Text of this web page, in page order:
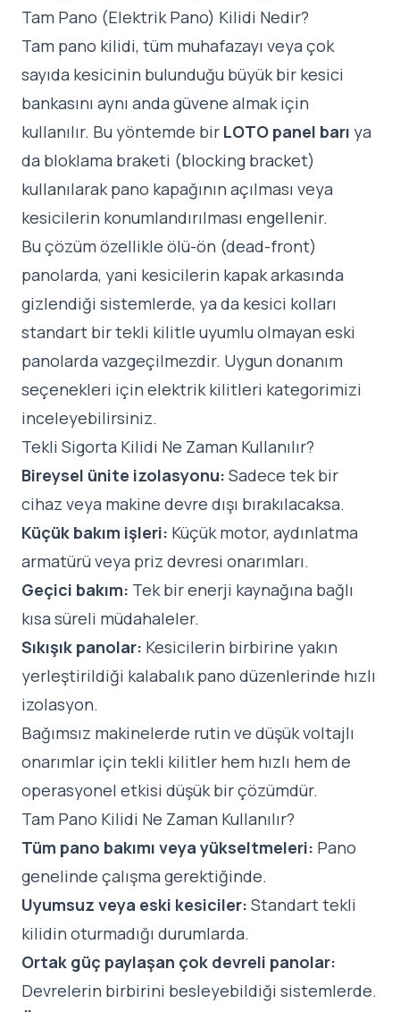
Tam Pano (Elektrik Pano) Kilidi Nedir?
Tam pano kilidi, tüm muhafazayı veya çok
sayıda kesicinin bulunduğu büyük bir kesici
bankasını aynı anda güvene almak için
kullanılır. Bu yöntemde bir LOTO panel barı ya
da bloklama braketi (blocking bracket)
kullanılarak pano kapağının açılması veya
kesicilerin konumlandırılması engellenir.
Bu çözüm özellikle ölü-ön (dead-front)
panolarda, yani kesicilerin kapak arkasında
gizlendiği sistemlerde, ya da kesici kolları
standart bir tekli kilitle uyumlu olmayan eski
panolarda vazgeçilmezdir. Uygun donanım
seçenekleri için elektrik kilitleri kategorimizi
inceleyebilirsiniz.
Tekli Sigorta Kilidi Ne Zaman Kullanılır?
Bireysel ünite izolasyonu: Sadece tek bir
cihaz veya makine devre dışı bırakılacaksa.
Küçük bakım işleri: Küçük motor, aydınlatma
armatürü veya priz devresi onarımları.
Geçici bakım: Tek bir enerji kaynağına bağlı
kısa süreli müdahaleler.
Sıkışık panolar: Kesicilerin birbirine yakın
yerleştirildiği kalabalık pano düzenlerinde hızlı
izolasyon.
Bağımsız makinelerde rutin ve düşük voltajlı
onarımlar için tekli kilitler hem hızlı hem de
operasyonel etkisi düşük bir çözümdür.
Tam Pano Kilidi Ne Zaman Kullanılır?
Tüm pano bakımı veya yükseltmeleri: Pano
genelinde çalışma gerektiğinde.
Uyumsuz veya eski kesiciler: Standart tekli
kilidin oturmadığı durumlarda.
Ortak güç paylaşan çok devreli panolar:
Devrelerin birbirini besleyebildiği sistemlerde.